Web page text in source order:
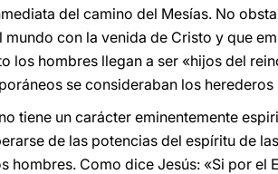
del camino del Mesías. No
mundo con la venida de Cristo y que
los hombres llegan a ser «hijos del
se consideraban los herederos
tiene un carácter eminentemente
de las potencias del espíritu de
hombres. Como dice Jesús: «Si por